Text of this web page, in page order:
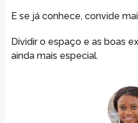
E se já conhece, convide
Dividir o espaço e as boas
ainda mais especial.